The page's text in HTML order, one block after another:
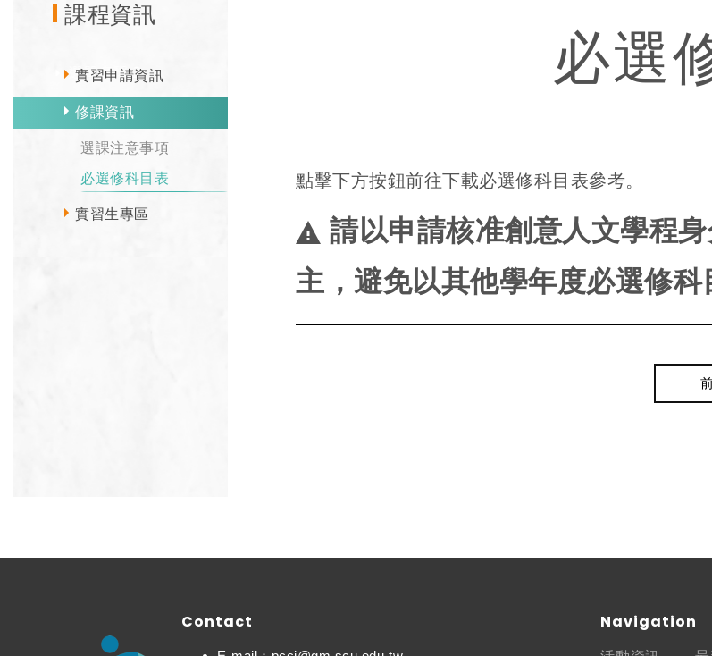
課程資訊
實習申請資訊
修課資訊
選課注意事項
必選修科目表
實習生專區
必選
點擊下方按鈕前往下載必選修科目表參考。
請以申請核准創意人文學程
主，避免以其他學年度必選修科
Contact Navigation